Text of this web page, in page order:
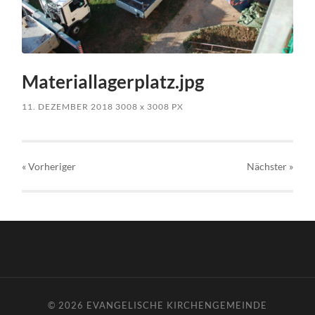
Materiallagerplatz.jpg
11. DEZEMBER 2018 3008x 3008 PX
« Vorheriger Nächster »
© 2026 EVANGELISCHE KIRCHENGEMEINDE